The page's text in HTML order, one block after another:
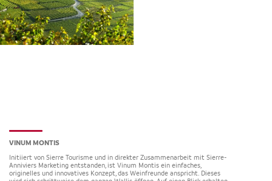
VINUM MONTIS
Initiiert von Sierre Tourisme und in direkter Zusammenarbeit mit Sierre-
Anniviers Marketing entstanden, ist Vinum Montis ein einfaches,
originelles und innovatives Konzept, das Weinfreunde anspricht. Dieses